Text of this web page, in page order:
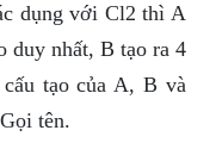
dụng với Cl2 thì A
duy nhất, B tạo ra 4
tạo của A, B và
tên.